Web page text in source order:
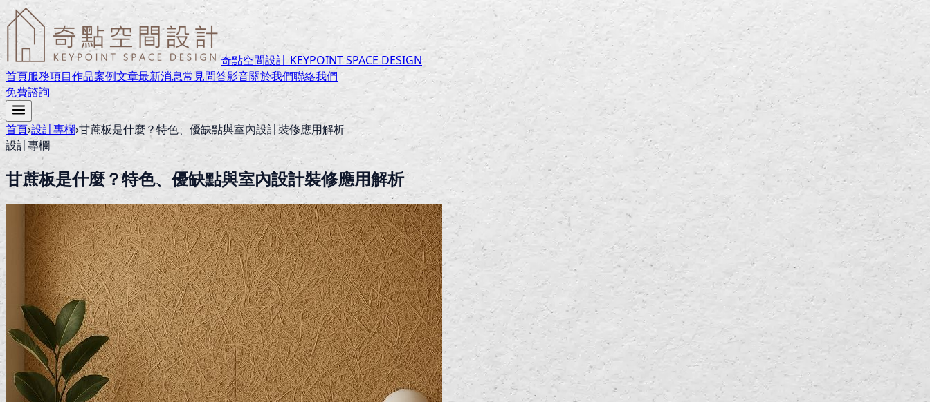
奇點空間設計 KEYPOINT SPACE DESIGN
首頁服務項目作品案例文章最新消息常見問答影音關於我們聯絡我們
免費諮詢
首頁›設計專欄›甘蔗板是什麼？特色、優缺點與室內設計裝修應用解析
設計專欄
甘蔗板是什麼？特色、優缺點與室內設計裝修應用解析